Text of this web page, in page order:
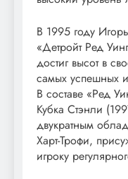
В 1995 году
«Детройт Ред
достиг высот в
самых успешных
В составе «Ред
Кубка Стэнли
двукратным
Харт-Трофи,
игроку